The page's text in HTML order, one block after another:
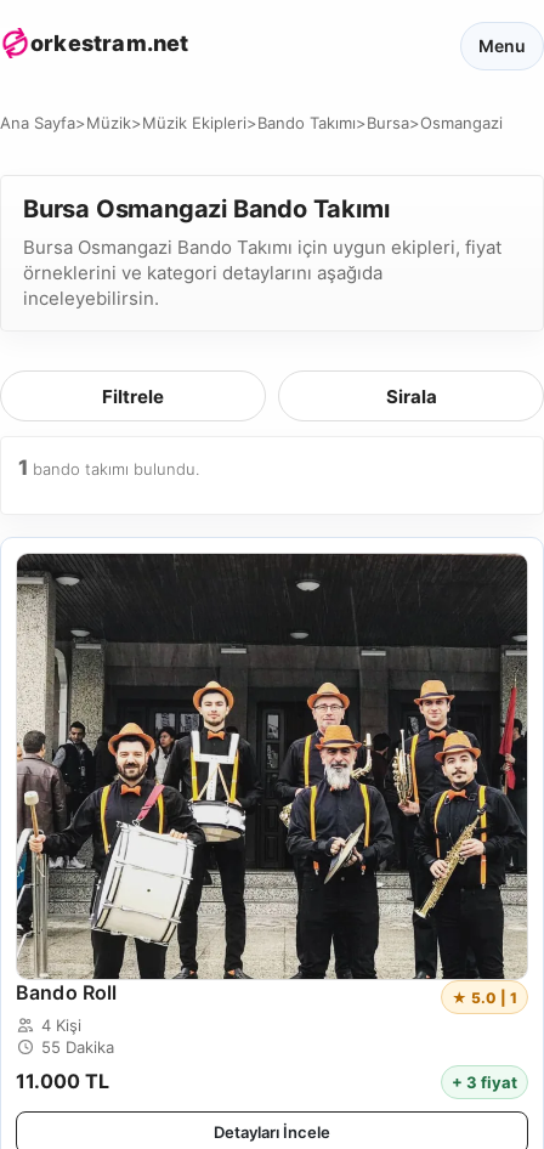
orkestram.net Menu
Ana Sayfa>Müzik>Müzik Ekipleri>Bando Takımı>Bursa>Osmangazi
Bursa Osmangazi Bando Takımı
Bursa Osmangazi Bando Takımı için uygun ekipleri, fiyat
örneklerini ve kategori detaylarını aşağıda
inceleyebilirsin.
Filtrele Sirala
1 bando takımı bulundu.
Bando Roll ★ 5.0 | 1
4 Kişi
55 Dakika
11.000 TL + 3 fiyat
Detayları İncele